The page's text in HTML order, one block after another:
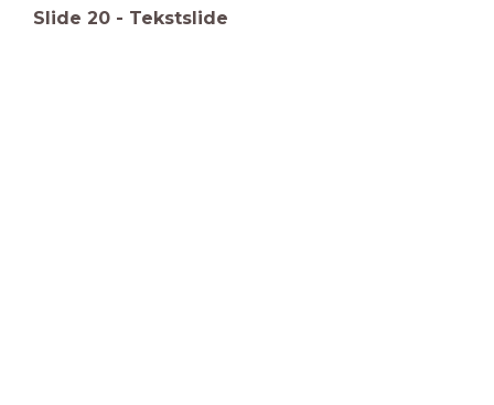
Slide 20 - Tekstslide